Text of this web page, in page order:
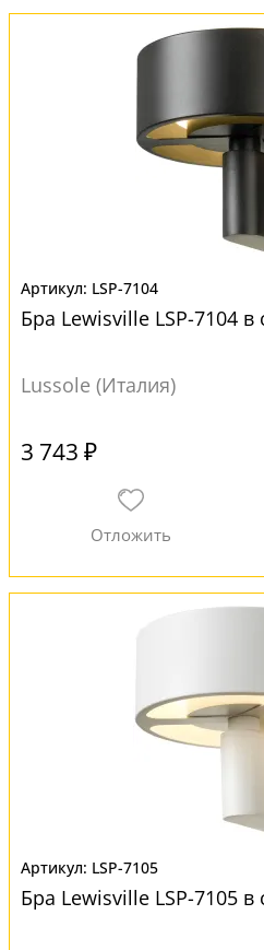
LSP-7104
Бра Lewisville LSP-7104 в
Lussole (Италия)
3 743 ₽
LSP-7105
Бра Lewisville LSP-7105 в